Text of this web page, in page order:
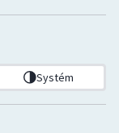
Systém